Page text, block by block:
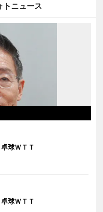
トニュース
球ＷＴＴ
球ＷＴＴ